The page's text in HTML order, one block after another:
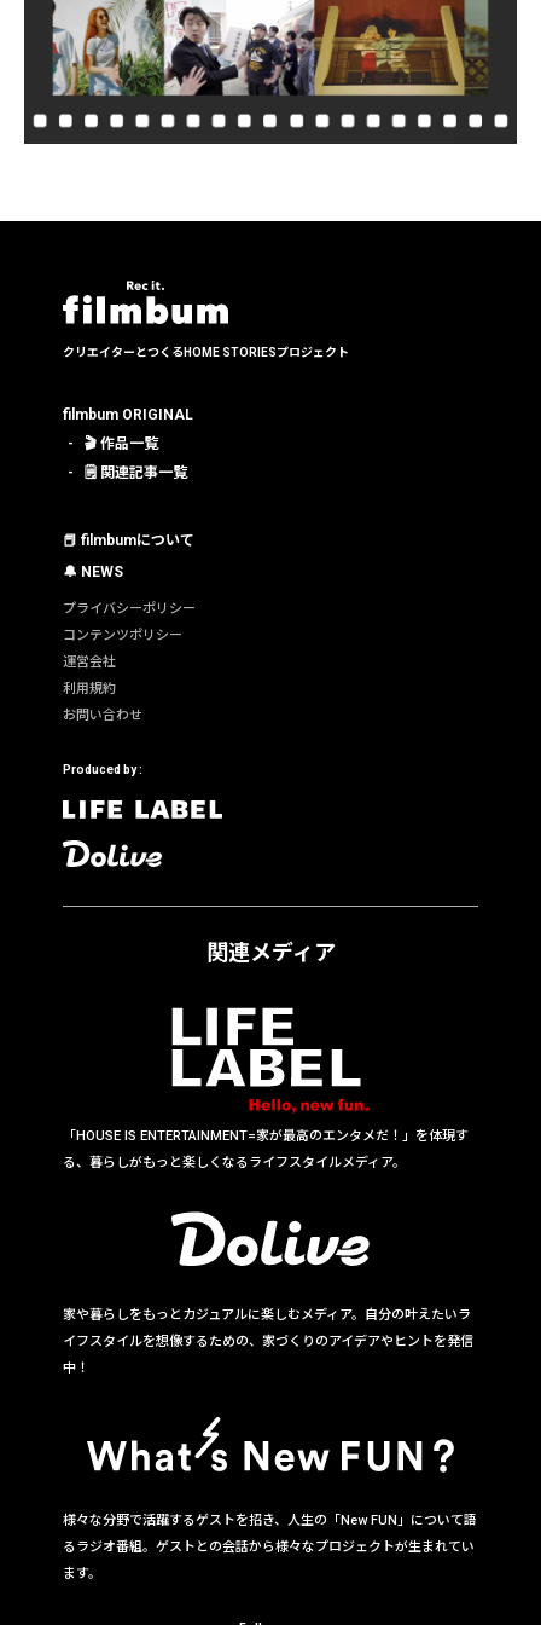
クリエイターとつくる HOME STORIESプロジェクト
filmbum ORIGINAL
🎬 作品一覧
🗒 関連記事一覧
📕 filmbumについて
🔔 NEWS
プライバシーポリシー
コンテンツポリシー
運営会社
利用規約
お問い合わせ
Produced by :
関連メディア
「HOUSE IS ENTERTAINMENT=家が最高のエンタメだ！」を体現す
る、暮らしがもっと楽しくなるライフスタイルメディア。
家や暮らしをもっとカジュアルに楽しむメディア。自分の叶えたいラ
イフスタイルを想像するための、家づくりのアイデアやヒントを発信
中！
様々な分野で活躍するゲストを招き、人生の「New FUN」について語
るラジオ番組。ゲストとの会話から様々なプロジェクトが生まれてい
ます。